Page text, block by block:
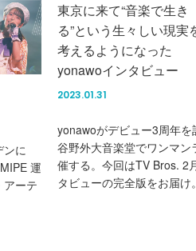
ンに
運
アーテ
東京に来て“音楽で生き
る”という生々しい現実
考えるようになった
yonawoインタビュー
2023.01.31
yonawoがデビュー3周年
谷野外大音楽堂でワンマン
催する。今回はTV Bros. 2
タビューの完全版をお届